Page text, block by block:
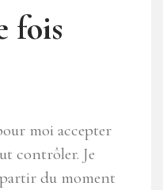
fois
moi accepter
contrôler. Je
partir du moment